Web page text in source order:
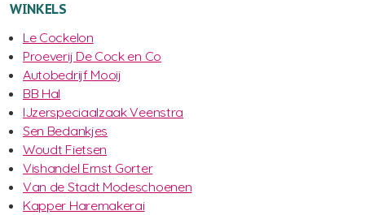
WINKELS
Le Cockelon
Proeverij De Cock en Co
Autobedrijf Mooij
BB Hal
IJzerspeciaalzaak Veenstra
Sen Bedankjes
Woudt Fietsen
Vishandel Ernst Gorter
Van de Stadt Modeschoenen
Kapper Haremakerai